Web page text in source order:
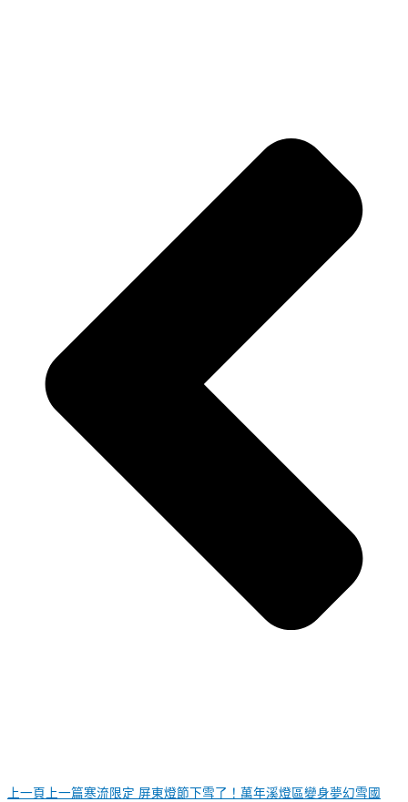
上一頁 上一篇寒流限定 屏東燈節下雪了！萬年溪燈區變身夢幻雪國